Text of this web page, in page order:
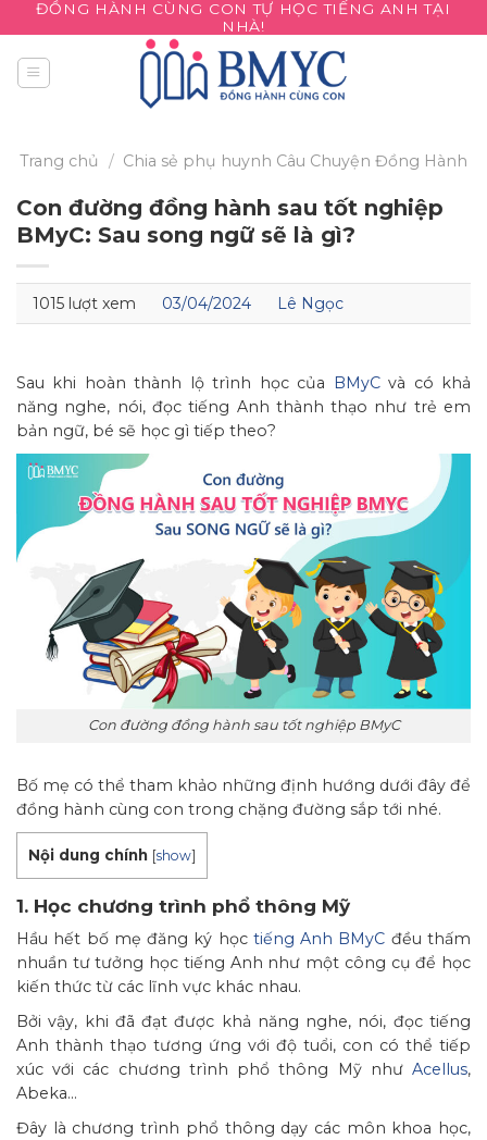
to
content
ĐỒNG HÀNH CÙNG CON TỰ HỌC TIẾNG ANH TẠI
NHÀ!
Trang chủ / Chia sẻ phụ huynh Câu Chuyện Đồng Hành
Con đường đồng hành sau tốt nghiệp
BMyC: Sau song ngữ sẽ là gì?
1015 lượt xem 03/04/2024 Lê Ngọc
Sau khi hoàn thành lộ trình học của BMyCvà có khả
năng nghe, nói, đọc tiếng Anh thành thạo như trẻ em
bản ngữ, bé sẽ học gì tiếp theo?
Con đường đồng hành sau tốt nghiệp BMyC
Bố mẹ có thể tham khảo những định hướng dưới đây để
đồng hành cùng con trong chặng đường sắp tới nhé.
Nội dung chính [show]
1. Học chương trình phổ thông Mỹ
Hầu hết bố mẹ đăng ký học tiếng Anh BMyC đều thấm
nhuần tư tưởng học tiếng Anh như một công cụ để học
kiến thức từ các lĩnh vực khác nhau.
Bởi vậy, khi đã đạt được khả năng nghe, nói, đọc tiếng
Anh thành thạo tương ứng với độ tuổi, con có thể tiếp
xúc với các chương trình phổ thông Mỹ như Acellus,
Abeka…
Đây là chương trình phổ thông dạy các môn khoa học,